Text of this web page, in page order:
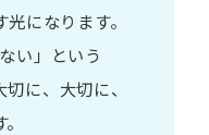
に​なります。
い」と​いう​
切に、​大切に、​